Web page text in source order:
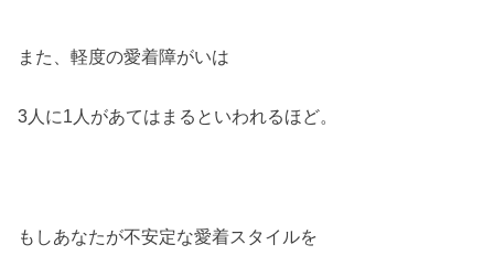
また、軽度の愛着障がいは
3人に1人があてはまるといわれるほど。
もしあなたが不安定な愛着スタイルを